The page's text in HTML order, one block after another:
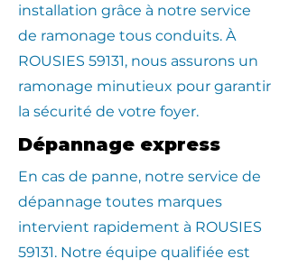
installation grâce à notre service
de ramonage tous conduits. À
ROUSIES 59131, nous assurons un
ramonage minutieux pour garantir
la sécurité de votre foyer.
Dépannage express
En cas de panne, notre service de
dépannage toutes marques
intervient rapidement à ROUSIES
59131. Notre équipe qualifiée est